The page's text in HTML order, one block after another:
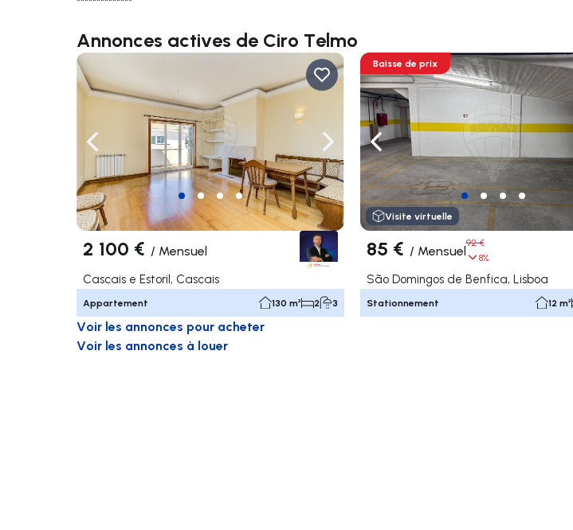
Annonces actives de Ciro Telmo
Naviguer vers la gauche Naviguer vers la droite
2 100 € / Mensuel
Cascais e Estoril, Cascais
Appartement 130 m² 2 3
Naviguer vers la gauche
Baisse de prix
Visite virtuelle
85 € / Mensuel
92 €
8%
São Domingos de Benfica, Lisboa
Stationnement 12 m²
Voir les annonces pour acheter
Voir les annonces à louer